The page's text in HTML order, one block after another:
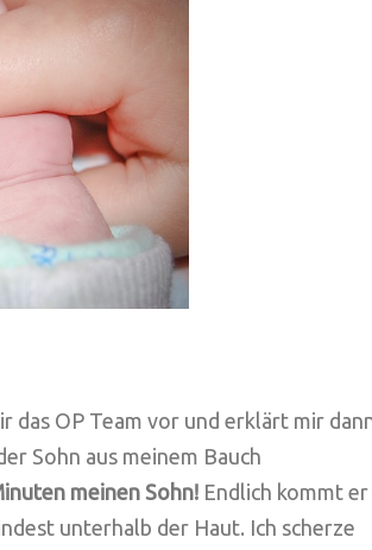
das OP Team vor und erklärt mir
Sohn aus meinem Bauch
meinen Sohn! Endlich kommt er
unterhalb der Haut. Ich scherze